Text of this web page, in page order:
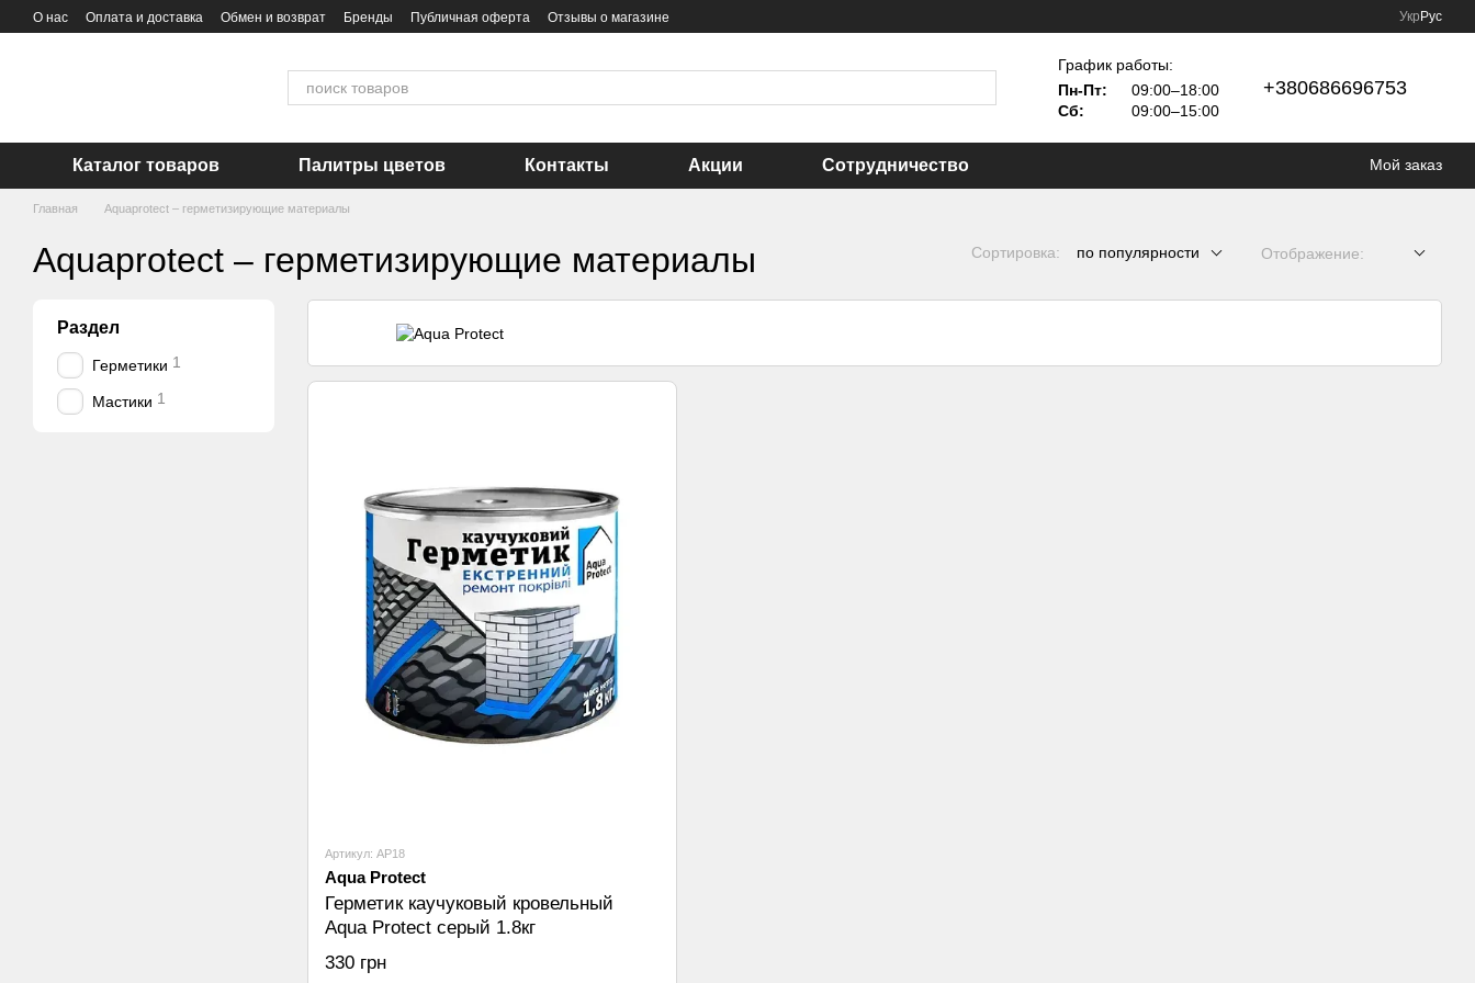
Перейти к основному контенту
О нас Оплата и доставка Обмен и возврат Бренды Публичная оферта Отзывы о магазине Укр Рус
График работы:
Пн-Пт:
09:00–18:00
Сб:
09:00–15:00
+380686696753
Каталог товаров Палитры цветов Контакты Акции Сотрудничество Мой заказ
Главная Aquaprotect – герметизирующие материалы
Aquaprotect – герметизирующие материалы Сортировка: по популярности Отображение:
Артикул: AP18
Aqua Protect
Герметик каучуковый кровельный
Aqua Protect серый 1.8кг
330 грн
Раздел
Герметики 1
Мастики 1